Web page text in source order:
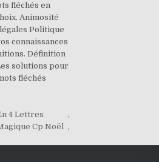
fléchés en
Animosité
Politique
connaissances
Définition
solutions pour
fléchés
4 Lettres
,
Cp Noël ,